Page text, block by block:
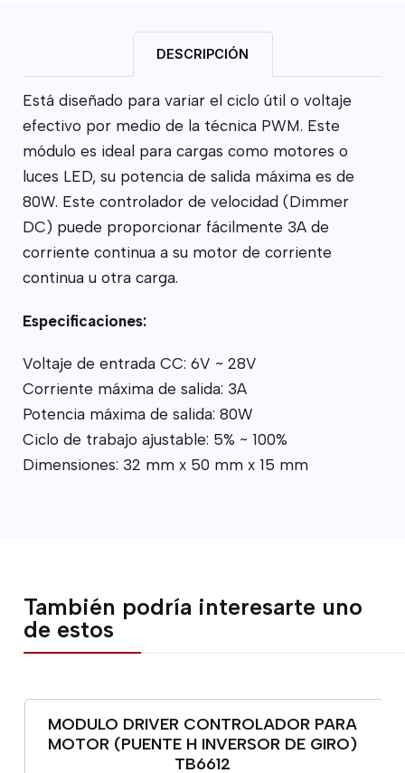
DESCRIPCIÓN
Está diseñado para variar el ciclo útil o voltaje
efectivo por medio de la técnica PWM. Este
módulo es ideal para cargas como motores o
luces LED, su potencia de salida máxima es de
80W. Este controlador de velocidad (Dimmer
DC) puede proporcionar fácilmente 3A de
corriente continua a su motor de corriente
continua u otra carga.
Especificaciones:
Voltaje de entrada CC: 6V ~ 28V
Corriente máxima de salida: 3A
Potencia máxima de salida: 80W
Ciclo de trabajo ajustable: 5% ~ 100%
Dimensiones: 32 mm x 50 mm x 15 mm
También podría interesarte uno
de estos
MODULO DRIVER CONTROLADOR PARA
MOTOR (PUENTE H INVERSOR DE GIRO)
TB6612